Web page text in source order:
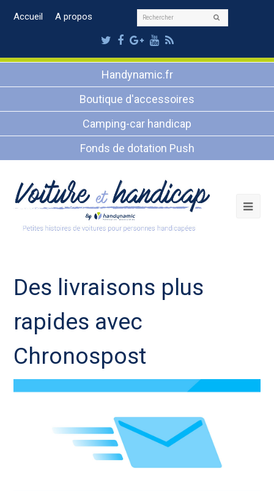
Accueil A propos Rechercher
Twitter
Facebook
Google
Plus
Youtube
RSS
Handynamic.fr
Boutique d'accessoires
Camping-car handicap
Fonds de dotation Push
Des livraisons plus
rapides avec
Chronospost